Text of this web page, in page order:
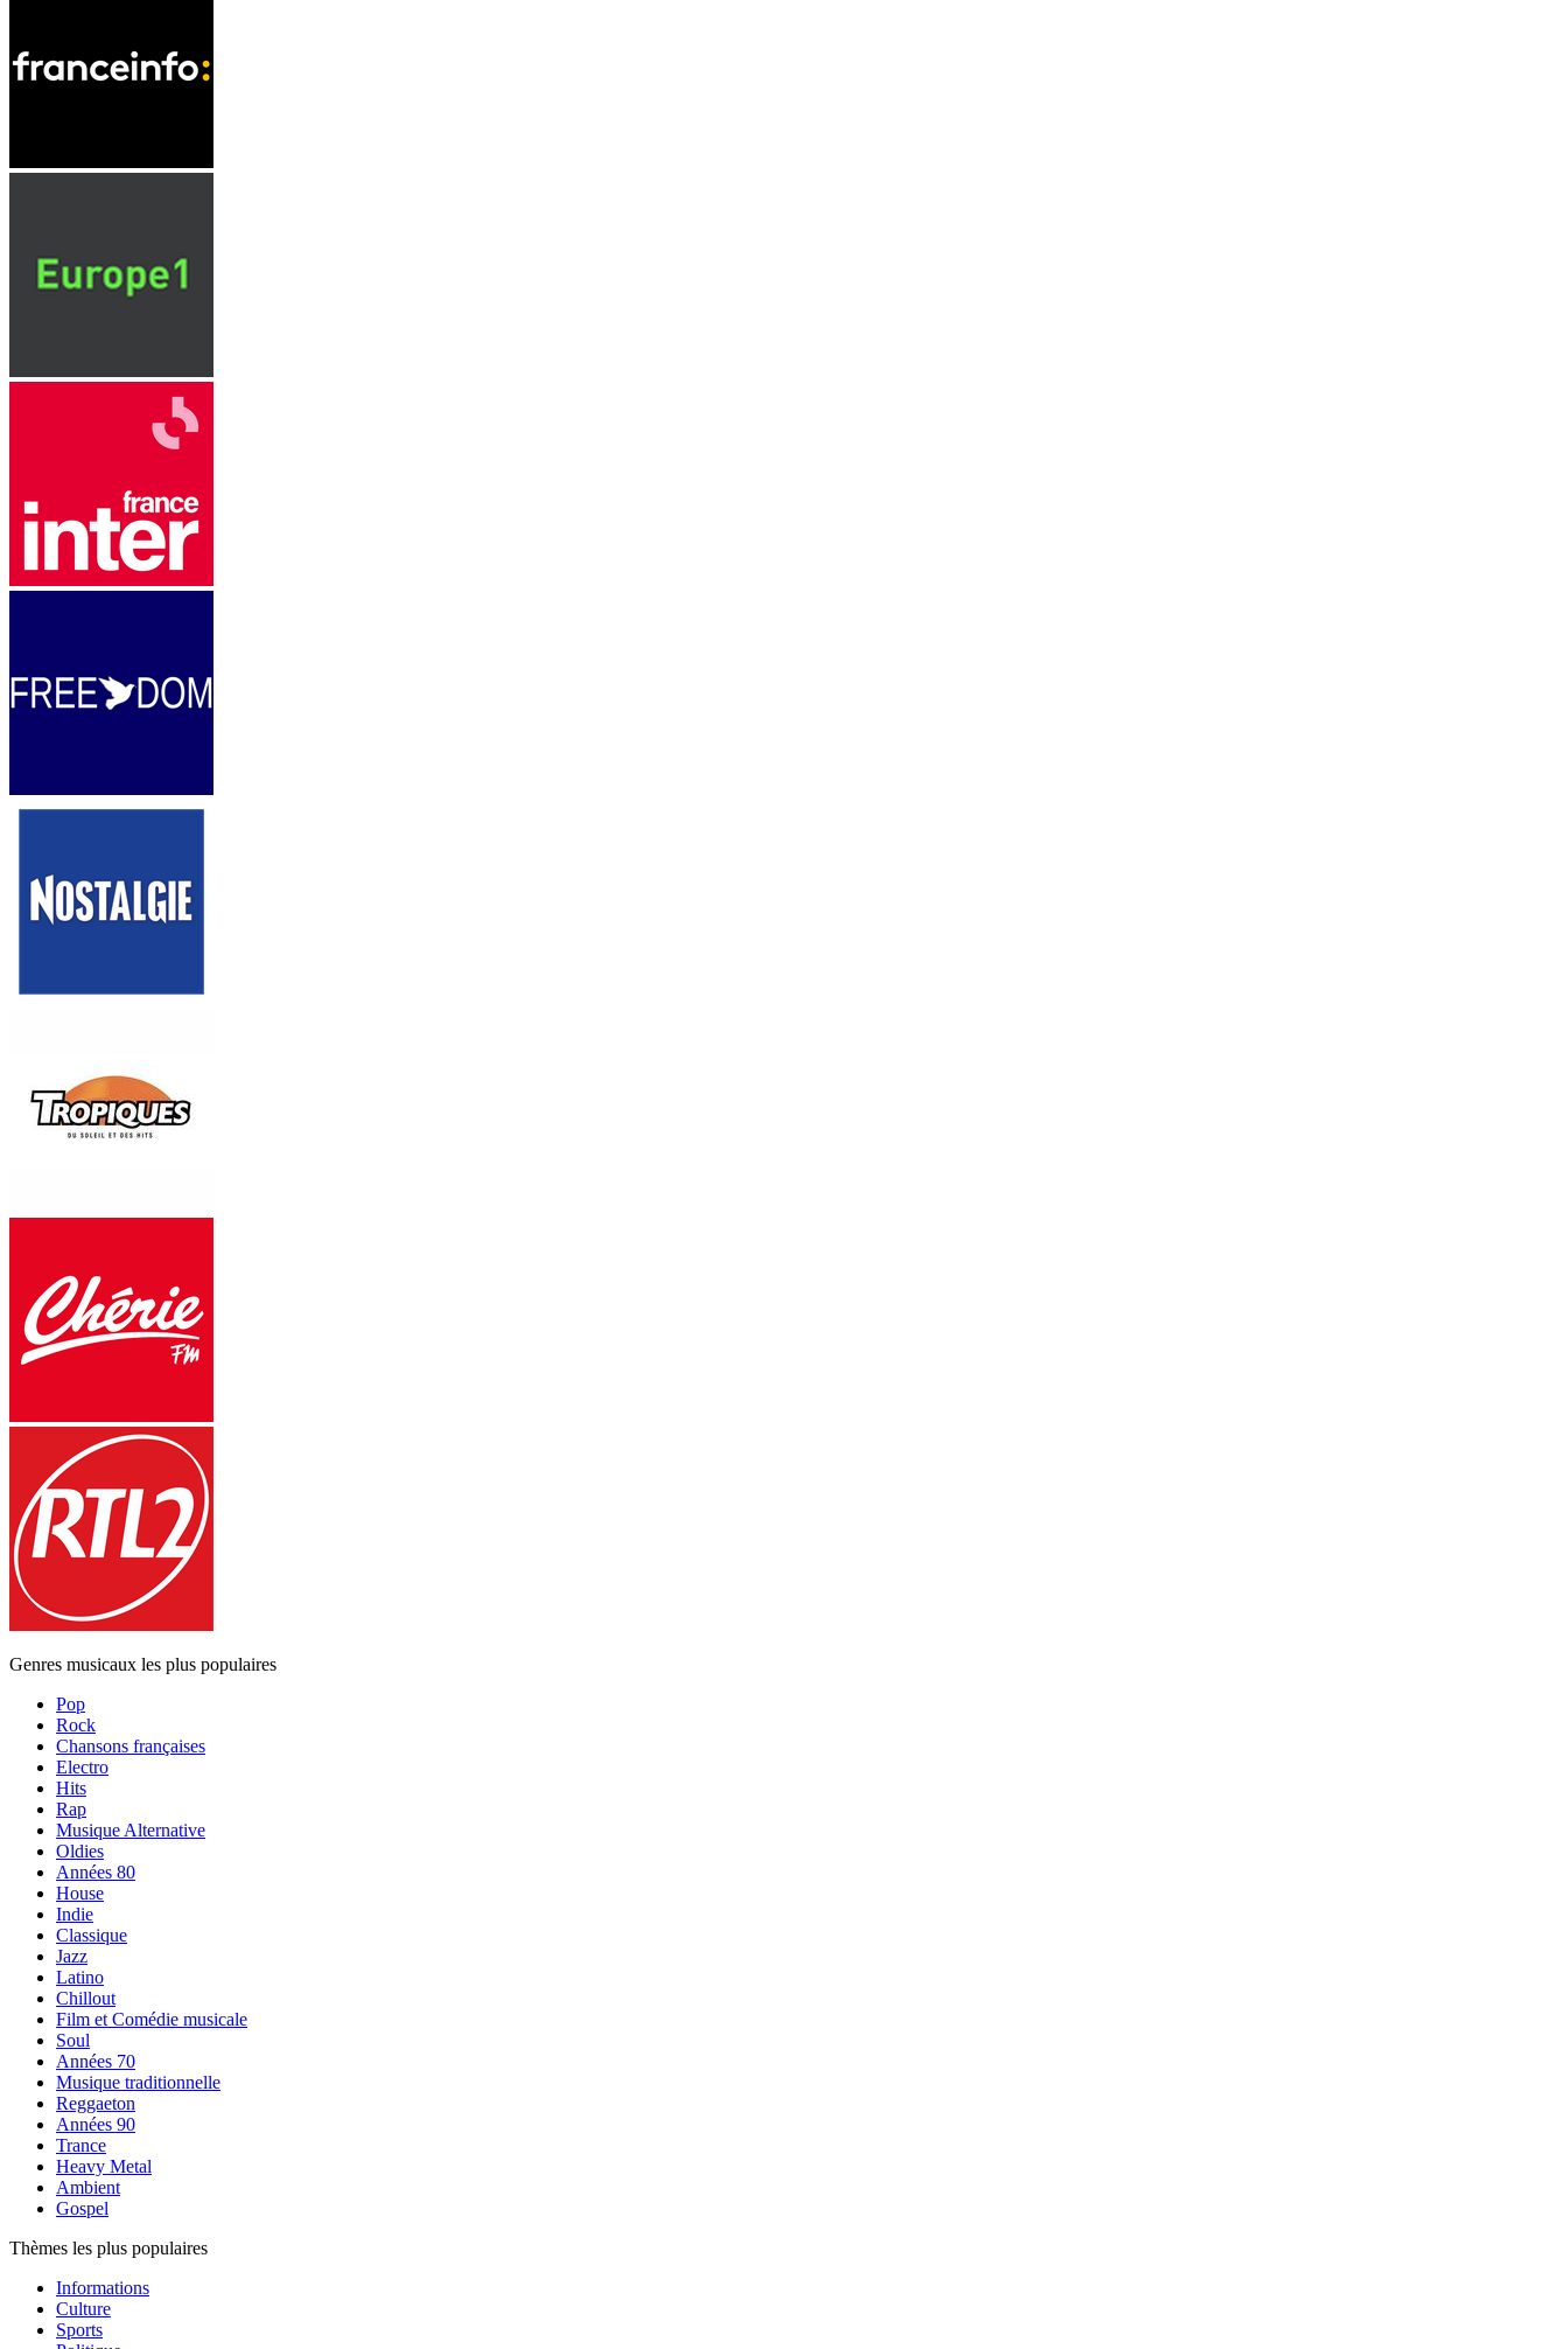
Genres musicaux les plus populaires
Pop
Rock
Chansons françaises
Electro
Hits
Rap
Musique Alternative
Oldies
Années 80
House
Indie
Classique
Jazz
Latino
Chillout
Film et Comédie musicale
Soul
Années 70
Musique traditionnelle
Reggaeton
Années 90
Trance
Heavy Metal
Ambient
Gospel
Thèmes les plus populaires
Informations
Culture
Sports